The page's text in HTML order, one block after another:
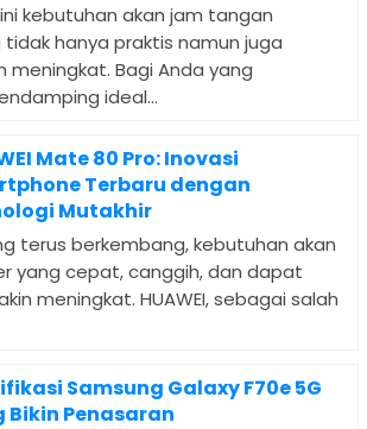
kebutuhan akan jam tangan
hanya praktis namun juga
meningkat. Bagi Anda yang
ideal...
Mate 80 Pro: Inovasi
Terbaru dengan
Mutakhir
terus berkembang, kebutuhan akan
yang cepat, canggih, dan dapat
meningkat. HUAWEI, sebagai salah
Samsung Galaxy F70e 5G
Bikin Penasaran